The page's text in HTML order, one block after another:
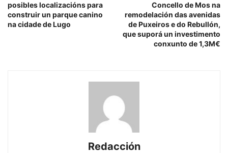
posibles localizacións para
construir un parque canino
na cidade de Lugo
Concello de Mos na
remodelación das avenidas
de Puxeiros e do Rebullón,
que suporá un investimento
conxunto de 1,3M€
Redacción